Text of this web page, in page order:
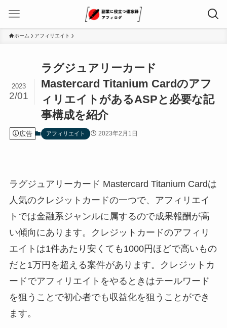
ホーム アフィリエイト
ラグジュアリーカード
Mastercard Titanium Cardのアフ
ィリエイトがあるASPと必要な記
事構成を紹介
2023
2/01
広告 アフィリエイト 2023年2月1日
ラグジュアリーカード Mastercard Titanium Cardは
人気のクレジットカードの一つで、アフィリエイ
トでは金融系ジャンルに属するので成果報酬が高
い傾向にあります。クレジットカードのアフィリ
エイトは1件あたり安くても1000円ほどで高いもの
だと1万円を超える案件があります。クレジットカ
ードでアフィリエイトをやるときはテールワード
を狙うことで初心者でも収益化を狙うことができ
ます。